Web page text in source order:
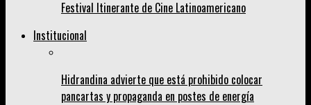
Festival Itinerante de Cine Latinoamericano
Institucional
Hidrandina advierte que está prohibido colocar
pancartas y propaganda en postes de energía